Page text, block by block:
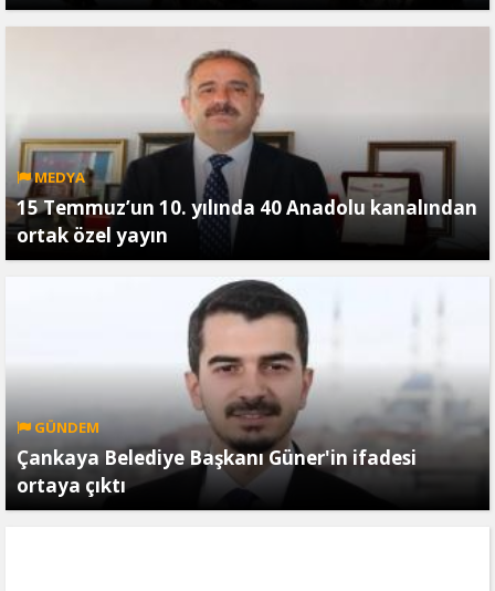
MEDYA
15 Temmuz’un 10. yılında 40 Anadolu kanalından
ortak özel yayın
GÜNDEM
Çankaya Belediye Başkanı Güner'in ifadesi
ortaya çıktı